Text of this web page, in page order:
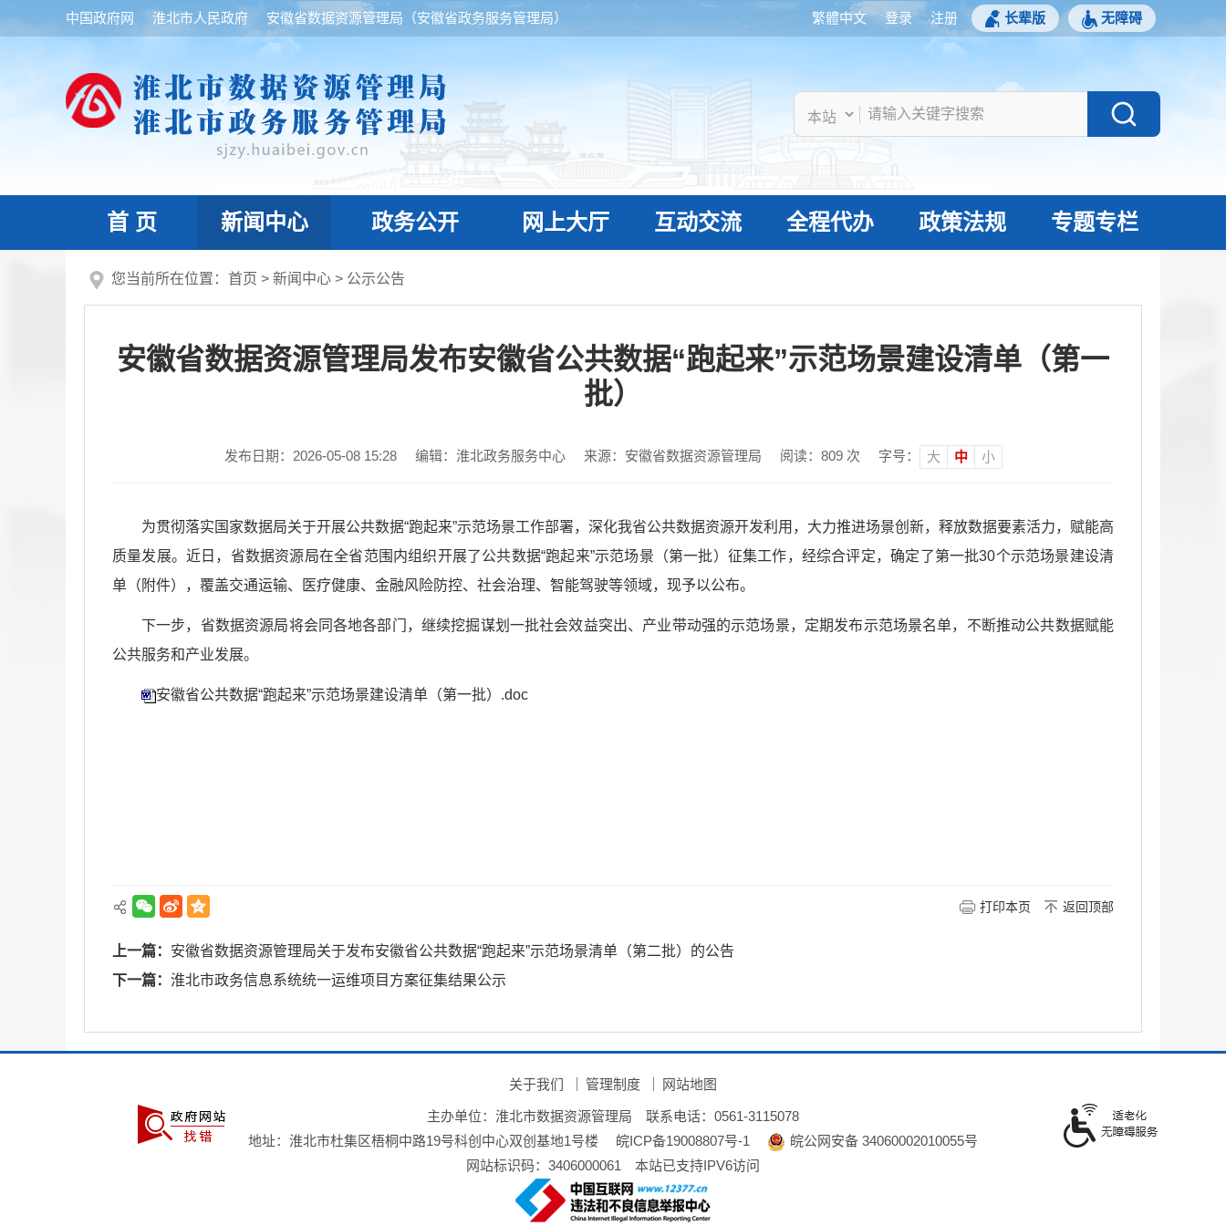
中国政府网 淮北市人民政府 安徽省数据资源管理局（安徽省政务服务管理局） 繁體中文 登录 注册 长辈版 无障碍
首 页 新闻中心 政务公开 网上大厅 互动交流 全程代办 政策法规 专题专栏
您当前所在位置： 首页 > 新闻中心 > 公示公告
安徽省数据资源管理局发布安徽省公共数据“跑起来”示范场景建设清单（第一
批）
发布日期：2026-05-08 15:28 编辑：淮北政务服务中心 来源：安徽省数据资源管理局 阅读： 809次 字号： 大 中 小
为贯彻落实国家数据局关于开展公共数据“跑起来”示范场景工作部署，深化我省公共数据资源开发利用，大力推进场景创新，释放数据要素活力，赋能高
质量发展。近日，省数据资源局在全省范围内组织开展了公共数据“跑起来”示范场景（第一批）征集工作，经综合评定，确定了第一批30个示范场景建设清
单（附件），覆盖交通运输、医疗健康、金融风险防控、社会治理、智能驾驶等领域，现予以公布。
下一步，省数据资源局将会同各地各部门，继续挖掘谋划一批社会效益突出、产业带动强的示范场景，定期发布示范场景名单，不断推动公共数据赋能
公共服务和产业发展。
安徽省公共数据“跑起来”示范场景建设清单（第一批）.doc
打印本页 返回顶部
上一篇： 安徽省数据资源管理局关于发布安徽省公共数据“跑起来”示范场景清单（第二批）的公告
下一篇： 淮北市政务信息系统统一运维项目方案征集结果公示
关于我们 管理制度 网站地图
主办单位：淮北市数据资源管理局
联系电话：0561-3115078
地址：淮北市杜集区梧桐中路19号科创中心双创基地1号楼
皖ICP备19008807号-1
皖公网安备 34060002010055号
网站标识码：3406000061
本站已支持IPV6访问